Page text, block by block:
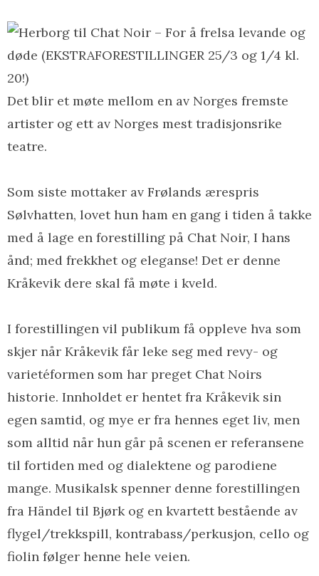
Det blir et møte mellom en av Norges fremste
artister og ett av Norges mest tradisjonsrike
teatre.
Som siste mottaker av Frølands ærespris
Sølvhatten, lovet hun ham en gang i tiden å takke
med å lage en forestilling på Chat Noir, I hans
ånd; med frekkhet og eleganse! Det er denne
Kråkevik dere skal få møte i kveld.
I forestillingen vil publikum få oppleve hva som
skjer når Kråkevik får leke seg med revy- og
varietéformen som har preget Chat Noirs
historie. Innholdet er hentet fra Kråkevik sin
egen samtid, og mye er fra hennes eget liv, men
som alltid når hun går på scenen er referansene
til fortiden med og dialektene og parodiene
mange. Musikalsk spenner denne forestillingen
fra Händel til Bjørk og en kvartett bestående av
flygel/trekkspill, kontrabass/perkusjon, cello og
fiolin følger henne hele veien.